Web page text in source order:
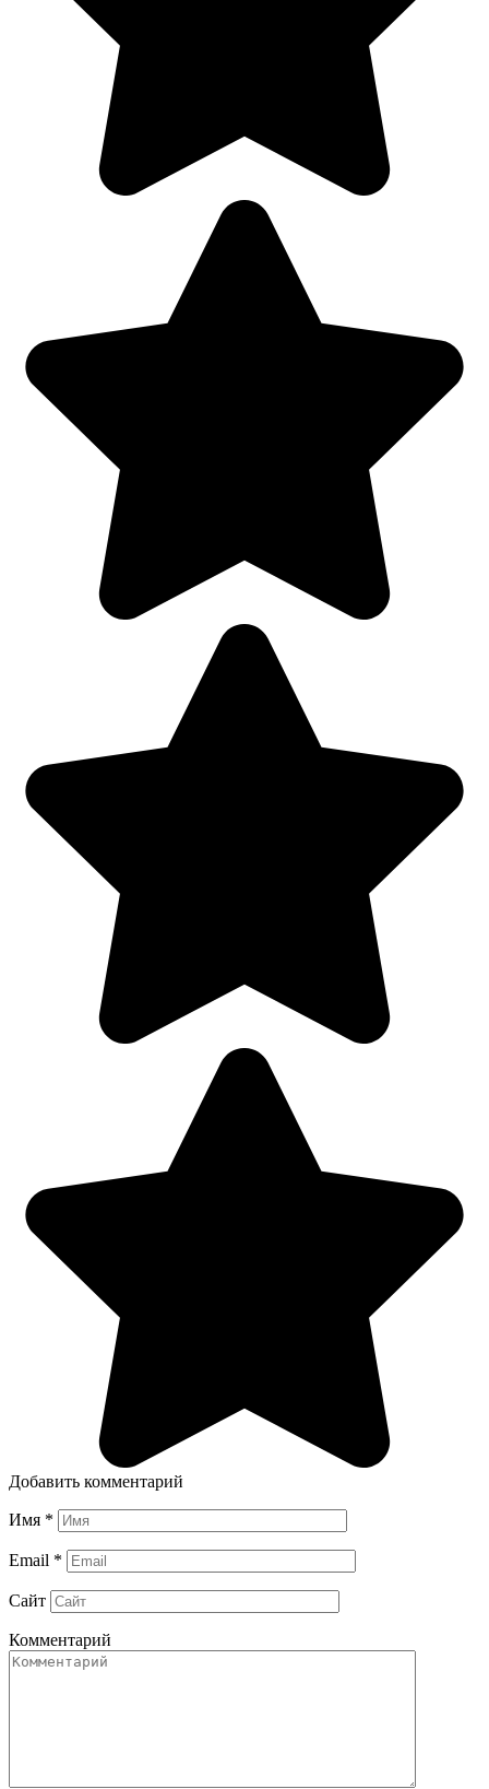
Добавить комментарий
Имя *
Email *
Сайт
Комментарий